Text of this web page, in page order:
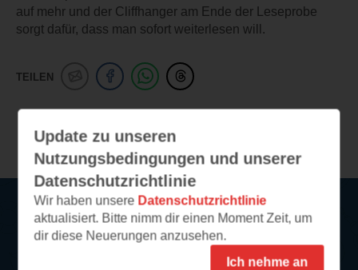
auf mehr und der Cliffhanger am Ende der Leseprobe
sorgt dafür, dass man sofort weiterlesen will.
TEILEN
Update zu unseren
Nutzungsbedingungen und unserer
Datenschutzrichtlinie
Wir haben unsere Datenschutzrichtlinie
aktualisiert. Bitte nimm dir einen Moment Zeit, um
dir diese Neuerungen anzusehen.
Ich nehme an
Service